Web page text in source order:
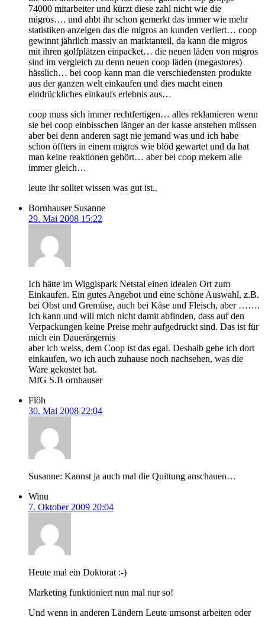
74000 mitarbeiter und kürzt diese zahl nicht wie die
migros…. und ahbt ihr schon gemerkt das immer wie mehr
statistiken anzeigen das die migros an kunden verliert… coop
gewinnt jährlich massiv an marktanteil, da kann die migros
mit ihren golfplätzen einpacket… die neuen läden von migros
sind im vergleich zu denn neuen coop läden (megastores)
hässlich… bei coop kann man die verschiedensten produkte
aus der ganzen welt einkaufen und dies macht einen
eindrückliches einkaufs erlebnis aus…
coop muss sich immer rechtfertigen… alles reklamieren wenn
sie bei coop einbisschen länger an der kasse anstehen müssen
aber bei denn anderen sagt nie jemand was und ich habe
schon öffters in einem migros wie blöd gewartet und da hat
man keine reaktionen gehört… aber bei coop mekern alle
immer gleich…
leute ihr solltet wissen was gut ist..
Bornhauser Susanne
29. Mai 2008 15:22
Ich hätte im Wiggispark Netstal einen idealen Ort zum
Einkaufen. Ein gutes Angebot und eine schöne Auswahl, z.B.
bei Obst und Gremüse, auch bei Käse und Fleisch, aber …….
Ich kann und will mich nicht damit abfinden, dass auf den
Verpackungen keine Preise mehr aufgedruckt sind. Das ist für
mich ein Dauerärgernis
aber ich weiss, dem Coop ist das egal. Deshalb gehe ich dort
einkaufen, wo ich auch zuhause noch nachsehen, was die
Ware gekostet hat.
MfG S.B ornhauser
Flöh
30. Mai 2008 22:04
Susanne: Kannst ja auch mal die Quittung anschauen…
Winu
7. Oktober 2009 20:04
Heute mal ein Doktorat :-)
Marketing funktioniert nun mal nur so!
Und wenn in anderen Ländern Leute umsonst arbeiten oder